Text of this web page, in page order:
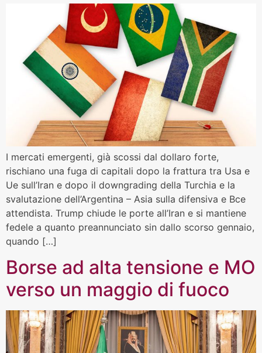
I mercati emergenti, già scossi dal dollaro forte,
rischiano una fuga di capitali dopo la frattura tra Usa e
Ue sull’Iran e dopo il downgrading della Turchia e la
svalutazione dell’Argentina – Asia sulla difensiva e Bce
attendista. Trump chiude le porte all’Iran e si mantiene
fedele a quanto preannunciato sin dallo scorso gennaio,
quando […]
Borse ad alta tensione e MO
verso un maggio di fuoco